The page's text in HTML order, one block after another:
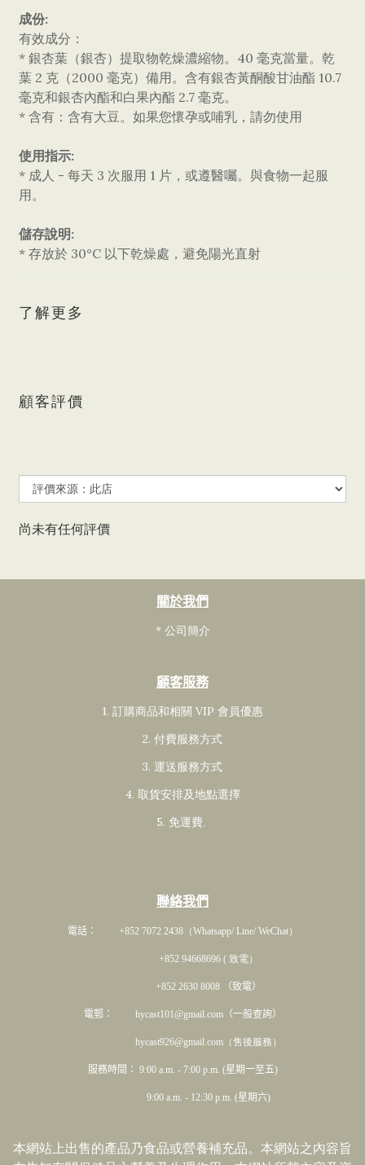
成份:
有效成分：
* 銀杏葉（銀杏）提取物乾燥濃縮物。40 毫克當量。乾
葉 2 克（2000 毫克）備用。含有銀杏黃酮酸甘油酯 10.7
毫克和銀杏內酯和白果內酯 2.7 毫克。
* 含有：含有大豆。如果您懷孕或哺乳，請勿使用
使用指示:
* 成人 - 每天 3 次服用 1 片，或遵醫囑。與食物一起服
用。
儲存說明:
* 存放於 30°C 以下乾燥處，避免陽光直射
了解更多
顧客評價
尚未有任何評價
關於我們
* 公司簡介
顧客服務
1. 訂購商品和相關 VIP 會員優惠
2. 付費服務方式
3. 運送服務方式
4. 取貨安排及地點選擇
5. 免運費.
聯絡我們
電話： +852 7072 2438（Whatsapp/ Line/ WeChat）
+852 94668696 ( 致電）
+852 2630 8008 （致電）
電郵： hycast101@gmail.com（一般查詢）
hycast926@gmail.com（售後服務）
服務時間： 9:00 a.m. - 7:00 p.m. (星期一至五)
9:00 a.m. - 12:30 p.m. (星期六)
本網站上出售的產品乃食品或營養補充品。本網站之內容旨